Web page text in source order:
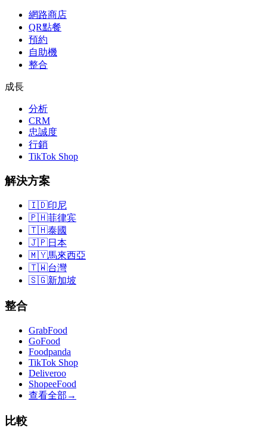
網路商店
QR點餐
預約
自助機
整合
成長
分析
CRM
忠誠度
行銷
TikTok Shop
解決方案
🇮🇩印尼
🇵🇭菲律宾
🇹🇭泰國
🇯🇵日本
🇲🇾馬來西亞
🇹🇼台灣
🇸🇬新加坡
整合
GrabFood
GoFood
Foodpanda
TikTok Shop
Deliveroo
ShopeeFood
查看全部 →
比較